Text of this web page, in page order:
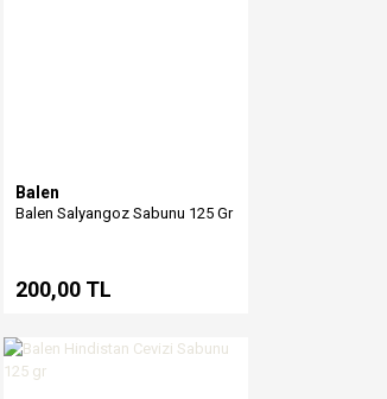
Balen
Balen Salyangoz Sabunu 125 Gr
200,00 TL